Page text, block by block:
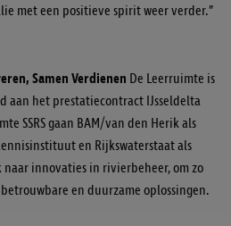
met een positieve spirit weer verder.”
Samen Verdienen De Leerruimte is
aan het prestatiecontract IJsseldelta
SSRS gaan BAM/van den Herik als
en Rijkswaterstaat als
naar innovaties in rivierbeheer, om zo
en duurzame oplossingen.